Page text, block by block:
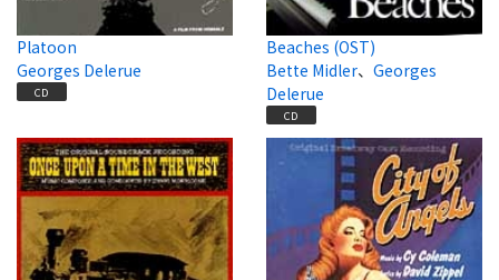
Platoon
Georges Delerue
CD
Beaches (OST)
Bette Midler、 Georges
Delerue
CD